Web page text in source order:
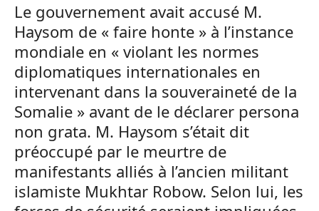
Le gouvernement avait accusé M.
Haysom de « faire honte » à l’instance
mondiale en « violant les normes
diplomatiques internationales en
intervenant dans la souveraineté de la
Somalie » avant de le déclarer persona
non grata. M. Haysom s’était dit
préoccupé par le meurtre de
manifestants alliés à l’ancien militant
islamiste Mukhtar Robow. Selon lui, les